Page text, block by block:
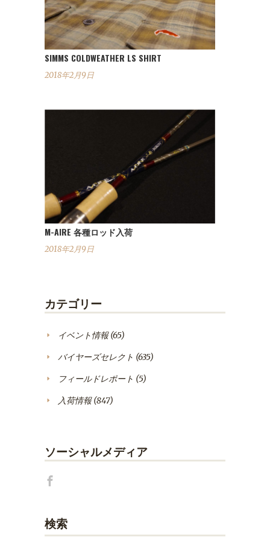
SIMMS COLDWEATHER LS SHIRT
2018年2月9日
M-AIRE 各種ロッド入荷
2018年2月9日
カテゴリー
イベント情報(65)
バイヤーズセレクト (635)
フィールドレポート (5)
入荷情報(847)
ソーシャルメディア
検索